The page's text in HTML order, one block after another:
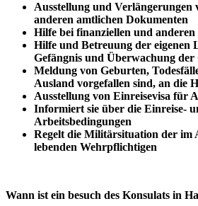
Ausstellung und Verlängerungen
anderen amtlichen Dokumenten
Hilfe bei finanziellen und anderen
Hilfe und Betreuung der eigenen
Gefängnis und Überwachung der
Meldung von Geburten,
Ausland vorgefallen sind, an die
Ausstellung von Einreisevisa für
Informiert sie über die Einreise-
Arbeitsbedingungen
Regelt die Militärsituation der im
lebenden Wehrpflichtigen
Wann ist ein besuch des Konsulats in